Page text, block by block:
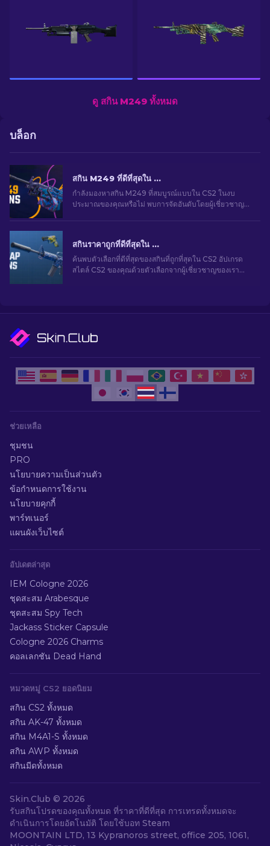
ดู สกิน M249 ทั้งหมด
บล็อก
สกิน M249 ที่ดีที่สุดใน CS2 สำหรับทุกงบประมาณ
กำลังมองหาสกิน M249 ที่สมบูรณ์แบบใน CS2 ในงบ
ประมาณของคุณหรือไม่ พบการจัดอันดับโดยผู้เชี่ยวชาญ
สกินราคาถูกที่ดีที่สุดใน CS2 [2026]
ค้นพบตัวเลือกที่ดีที่สุดของสกินที่ถูกที่สุดใน CS2 อัปเกรด
สไตล์ CS2 ของคุณด้วยตัวเลือกจากผู้เชี่ยวชาญของเรา
ช่วยเหลือ
ชุมชน
PRO
นโยบายความเป็นส่วนตัว
ข้อกำหนดการใช้งาน
นโยบายคุกกี้
พาร์ทเนอร์
แผนผังเว็บไซต์
อัปเดตล่าสุด
IEM Cologne 2026
ชุดสะสม Arabesque
ชุดสะสม Spy Tech
Jackass Sticker Capsule
Cologne 2026 Charms
คอลเลกชัน Dead Hand
หมวดหมู่ CS2 ยอดนิยม
สกิน CS2 ทั้งหมด
สกิน AK-47 ทั้งหมด
สกิน M4A1-S ทั้งหมด
สกิน AWP ทั้งหมด
สกินมีดทั้งหมด
Skin.Club © 2026
รับสกินโปรดของคุณทั้งหมด ที่ราคาที่ดีที่สุด การเทรดทั้งหมดจะ
ดำเนินการโดยอัตโนมัติ โดยใช้บอท Steam
MOONTAIN LTD, 13 Kypranoros street, office 205, 1061,